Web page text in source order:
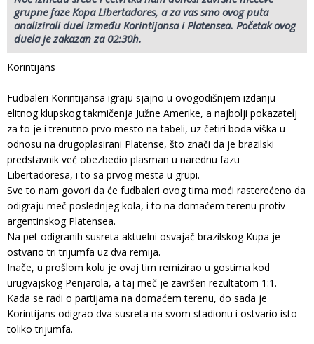
grupne faze Kopa Libertadores, a za vas smo ovog puta
analizirali duel između Korintijansa i Platensea. Početak ovog
duela je zakazan za 02:30h.
Korintijans
Fudbaleri Korintijansa igraju sjajno u ovogodišnjem izdanju
elitnog klupskog takmičenja Južne Amerike, a najbolji pokazatelj
za to je i trenutno prvo mesto na tabeli, uz četiri boda viška u
odnosu na drugoplasirani Platense, što znači da je brazilski
predstavnik već obezbedio plasman u narednu fazu
Libertadoresa, i to sa prvog mesta u grupi.
Sve to nam govori da će fudbaleri ovog tima moći rasterećeno da
odigraju meč poslednjeg kola, i to na domaćem terenu protiv
argentinskog Platensea.
Na pet odigranih susreta aktuelni osvajač brazilskog Kupa je
ostvario tri trijumfa uz dva remija.
Inače, u prošlom kolu je ovaj tim remizirao u gostima kod
urugvajskog Penjarola, a taj meč je završen rezultatom 1:1.
Kada se radi o partijama na domaćem terenu, do sada je
Korintijans odigrao dva susreta na svom stadionu i ostvario isto
toliko trijumfa.